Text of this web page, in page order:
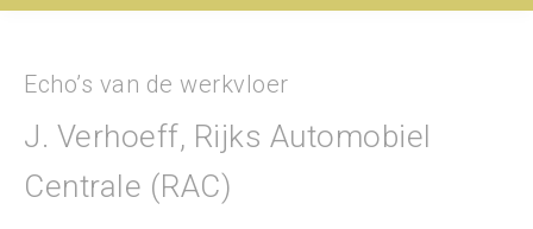
Echo’s van de werkvloer
J. Verhoeff, Rijks Automobiel
Centrale (RAC)